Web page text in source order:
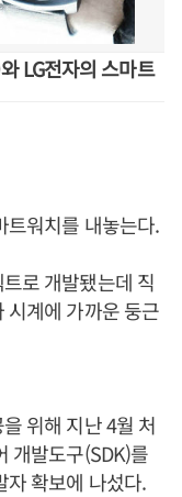
LG전자의 스마트
트워치를 내놓는다.
로 개발됐는데 직
시계에 가까운 둥근
위해 지난 4월 처
개발도구(SDK)를
자 확보에 나섰다.